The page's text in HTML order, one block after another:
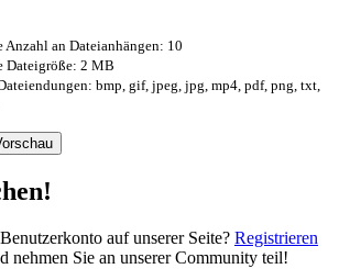
Anzahl an Dateianhängen: 10
Dateigröße: 2 MB
bmp, gif, jpeg, jpg, mp4, pdf, png, txt,
auf unserer Seite? Registrieren
nehmen Sie an unserer Community teil!